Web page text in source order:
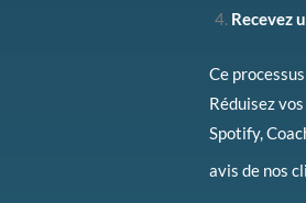
Recevez
Ce
Réduisez
Spotify,
avis de nos